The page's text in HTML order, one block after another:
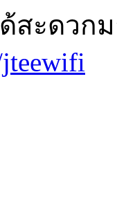
สะดวก